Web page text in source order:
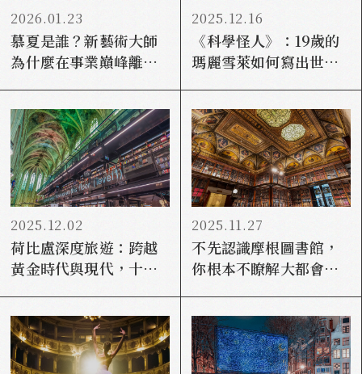
2026.01.23
慕夏是誰？新藝術大師
為什麼在事業巔峰離開
2025.12.16
《科學怪人》：19歲的
瑪麗雪萊如何寫出世界
2025.12.02
荷比盧深度旅遊：跨越
黃金時代與現代，十大
2025.11.27
不先認識摩根圖書館，
你根本不瞭解大都會博